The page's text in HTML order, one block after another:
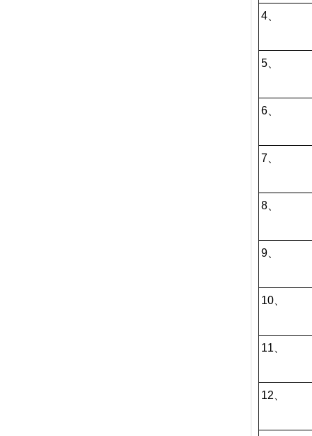
4、
5、
6、
7、
8、
9、
10、
11、
12、